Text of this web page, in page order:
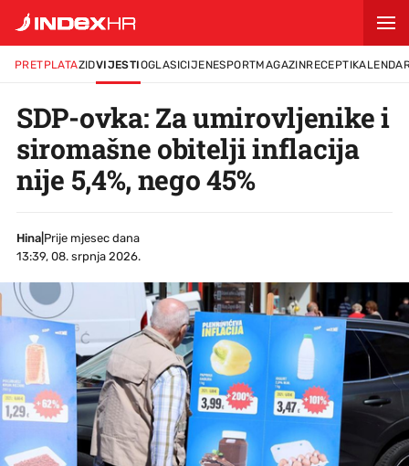
PRETPLATAZIDVIJESTIOGLASICIJENESPORTMAGAZINRECEPTI
SDP-ovka: Za umirovljenike i
siromašne obitelji inflacija
nije 5,4%, nego 45%
Hina
Prije mjesec dana
13:39, 08. srpnja 2026.